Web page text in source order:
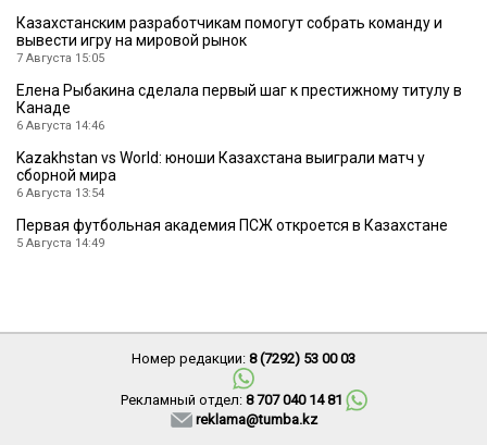
Казахстанским разработчикам помогут собрать команду и
вывести игру на мировой рынок
7 Августа 15:05
Елена Рыбакина сделала первый шаг к престижному титулу в
Канаде
6 Августа 14:46
Kazakhstan vs World: юноши Казахстана выиграли матч у
сборной мира
6 Августа 13:54
Первая футбольная академия ПСЖ откроется в Казахстане
5 Августа 14:49
Номер редакции: 8 (7292) 53 00 03
Рекламный отдел: 8 707 040 14 81
reklama@tumba.kz